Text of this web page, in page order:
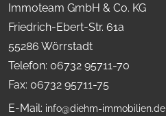
Immoteam GmbH & Co. KG
Friedrich-Ebert-Str. 61a
55286 Wörrstadt
Telefon: 06732 95711-70
Fax: 06732 95711-75
E-Mail: info@diehm-immobilien.de